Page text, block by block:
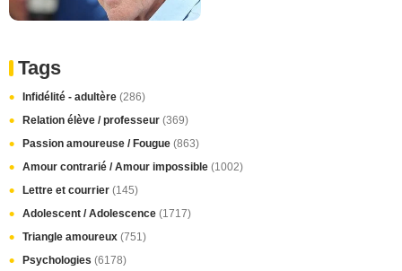
Tags
Infidélité - adultère (286)
Relation élève / professeur (369)
Passion amoureuse / Fougue (863)
Amour contrarié / Amour impossible (1002)
Lettre et courrier (145)
Adolescent / Adolescence (1717)
Triangle amoureux (751)
Psychologies (6178)